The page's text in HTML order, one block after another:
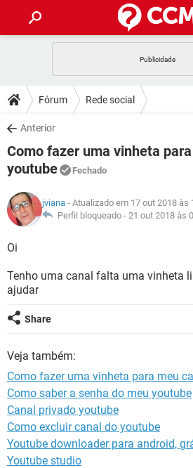
CELULAR
OUTLOOK
INSTAGRAM GMAIL
GUIA DE COMPRAS
DICAS
JOGOS
OUTLOOK
GUIA DE COMPRAS
DOWNLOADS
JOGOS
CELULAR
OUTLOOK EXCEL
INSTAGRAM
GUIA DE COMPRAS
FÓRUM
CELULAR
GUIA DE COMPRAS
GLOSSÁRIO
JOGOS
CELULAR
OUTLOOK EXCEL
INSTAGRAM
GUIA DE COMPRAS
Fórum Rede social
Anterior
Como fazer uma vinheta
youtube
Fechado
jviana - Atualizado em 17 out 2018 às
Perfil bloqueado - 21 out 2018 às
Oi
Tenho uma canal falta uma vinheta
ajudar
Share
Veja também:
Como fazer uma vinheta para meu
Como saber a senha do meu youtube
Canal privado youtube
Como excluir canal do youtube
Youtube downloader para android,
Youtube studio